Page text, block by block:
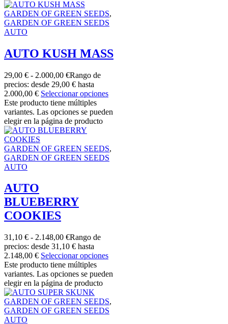
GARDEN OF GREEN SEEDS,
GARDEN OF GREEN SEEDS
AUTO
AUTO KUSH MASS
29,00 € - 2.000,00 €Rango de
precios: desde 29,00 € hasta
2.000,00 € Seleccionar opciones
Este producto tiene múltiples
variantes. Las opciones se pueden
elegir en la página de producto
GARDEN OF GREEN SEEDS,
GARDEN OF GREEN SEEDS
AUTO
AUTO
BLUEBERRY
COOKIES
31,10 € - 2.148,00 €Rango de
precios: desde 31,10 € hasta
2.148,00 € Seleccionar opciones
Este producto tiene múltiples
variantes. Las opciones se pueden
elegir en la página de producto
GARDEN OF GREEN SEEDS,
GARDEN OF GREEN SEEDS
AUTO